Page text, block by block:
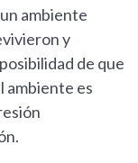
ambiente
y
de que
ambiente es